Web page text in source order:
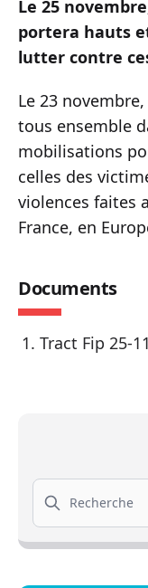
Le 25
portera hauts
lutter contre
Le 23
tous ensemble
mobilisations
celles des
violences faites
France, en
Documents
Tract Fip 25-
Search